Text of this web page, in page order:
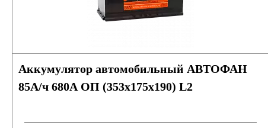
Аккумулятор автомобильный АВТОФАН
85А/ч 680А ОП (353x175x190) L2